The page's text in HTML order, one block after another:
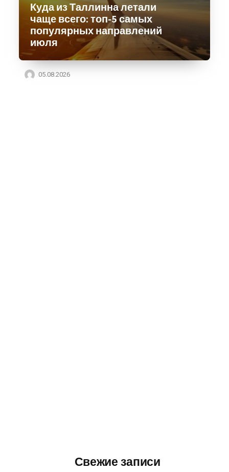
Куда из Таллинна летали
чаще всего: топ-5 самых
популярных направлений
июля
05.08.2026
Свежие записи